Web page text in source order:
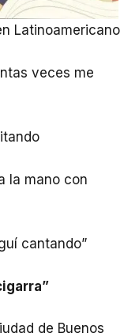
Latinoamericano
veces me
la mano con
cantando”
de Buenos